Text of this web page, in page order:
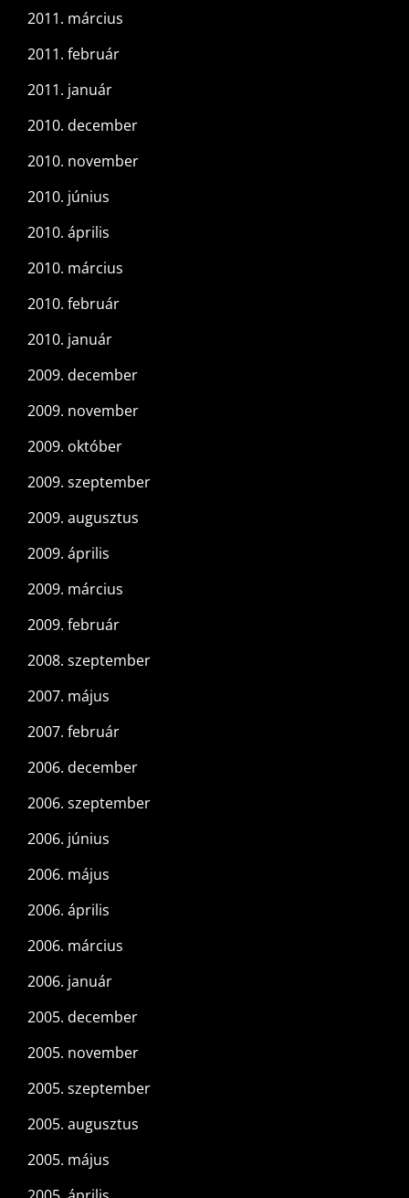
2011. március
2011. február
2011. január
2010. december
2010. november
2010. június
2010. április
2010. március
2010. február
2010. január
2009. december
2009. november
2009. október
2009. szeptember
2009. augusztus
2009. április
2009. március
2009. február
2008. szeptember
2007. május
2007. február
2006. december
2006. szeptember
2006. június
2006. május
2006. április
2006. március
2006. január
2005. december
2005. november
2005. szeptember
2005. augusztus
2005. május